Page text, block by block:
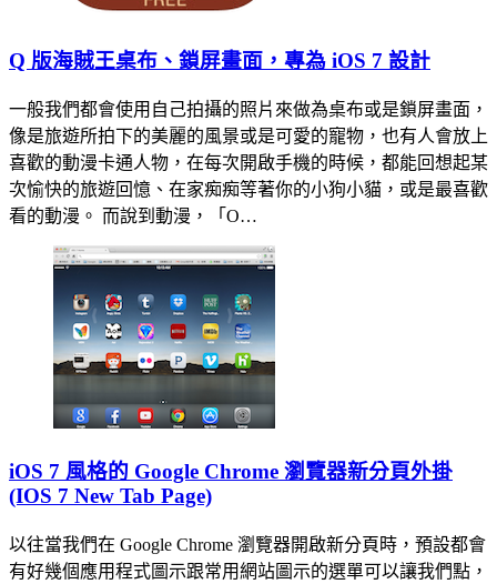
Q 版海賊王桌布、鎖屏畫面，專為 iOS 7 設計
一般我們都會使用自己拍攝的照片來做為桌布或是鎖屏畫面，
像是旅遊所拍下的美麗的風景或是可愛的寵物，也有人會放上
喜歡的動漫卡通人物，在每次開啟手機的時候，都能回想起某
次愉快的旅遊回憶、在家痴痴等著你的小狗小貓，或是最喜歡
看的動漫。 而說到動漫，「O…
iOS 7 風格的 Google Chrome 瀏覽器新分頁外掛
(IOS 7 New Tab Page)
以往當我們在 Google Chrome 瀏覽器開啟新分頁時，預設都會
有好幾個應用程式圖示跟常用網站圖示的選單可以讓我們點，